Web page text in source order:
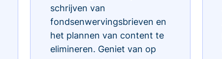
schrijven van
fondsenwervingsbrieven en
het plannen van content te
elimineren. Geniet van op